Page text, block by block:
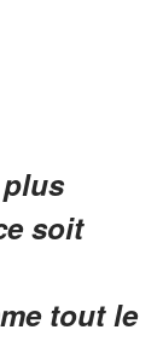
soit
tout le